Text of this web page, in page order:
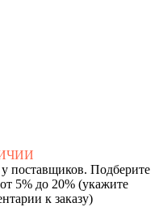
поставщиков. Подберите
5% до 20% (укажите
к заказу)